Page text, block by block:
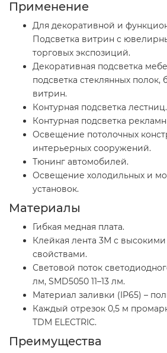
Применение
Для декоративной и
Подсветка витрин с
торговых экспозиций.
Декоративная подсветка
подсветка стеклянных
витрин.
Контурная подсветка лестниц.
Контурная подсветка
Освещение потолочных
интерьерных сооружений.
Тюнинг автомобилей.
Освещение холодильных и
установок.
Материалы
Гибкая медная плата.
Клейкая лента 3М с
свойствами.
Световой поток
лм, SMD5050 11–13 лм.
Материал заливки (IP65) –
Каждый отрезок 0,5 м
TDM ELECTRIC.
Преимущества